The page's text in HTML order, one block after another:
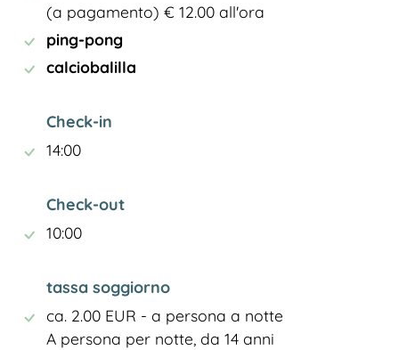
(a pagamento) € 12.00 all'ora
ping-pong
calciobalilla
Check-in
14:00
Check-out
10:00
tassa soggiorno
ca. 2.00 EUR - a persona a notte
A persona per notte, da 14 anni